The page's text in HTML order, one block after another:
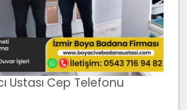
Ustası Cep Telefonu